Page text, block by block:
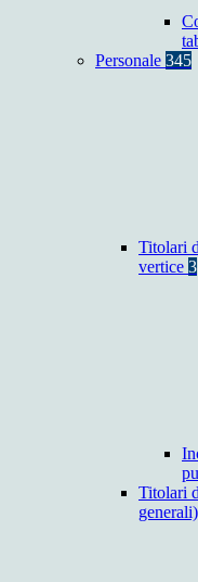
Personale 345
Titolari
vertice 3
Titolari
generali)